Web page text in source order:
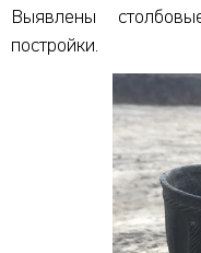
Выявлены
постройки.